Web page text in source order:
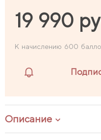
19 990
К начислению 600
Описание